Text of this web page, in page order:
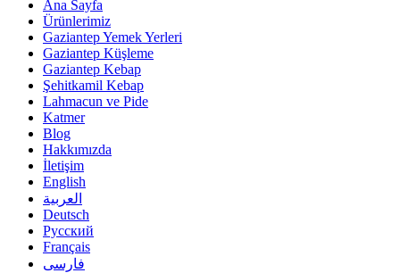
Ana Sayfa
Ürünlerimiz
Gaziantep Yemek Yerleri
Gaziantep Küşleme
Gaziantep Kebap
Şehitkamil Kebap
Lahmacun ve Pide
Katmer
Blog
Hakkımızda
İletişim
English
العربية
Deutsch
Русский
Français
فارسی